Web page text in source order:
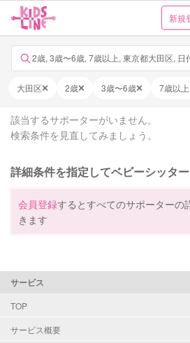
新規
2歳, 3歳〜6歳, 7歳以上, 東京都大田区,
大田区 2歳 3歳〜6歳 7歳以上
該当するサポーターがいません。
検索条件を見直してみましょう。
詳細条件を指定してベビーシッタ
会員登録するとすべてのサポーターの
きます
サービス
TOP
サービス概要